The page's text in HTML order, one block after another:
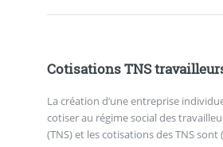
Cotisations TNS
La création d’une entreprise
cotiser au régime social des
(TNS) et les cotisations des TNS sont